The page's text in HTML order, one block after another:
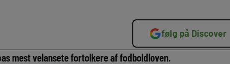
følg på Discover
mest velansete fortolkere af fodboldloven.